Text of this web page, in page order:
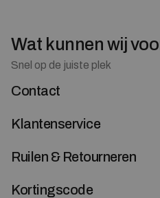
Wat kunnen wij
Snel op de juiste plek
Contact
Klantenservice
Ruilen & Retourneren
Kortingscode